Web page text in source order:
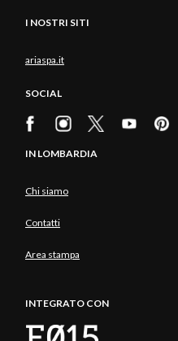
I NOSTRI SITI
ariaspa.it
SOCIAL
IN LOMBARDIA
Chi siamo
Contatti
Area stampa
INTEGRATO CON